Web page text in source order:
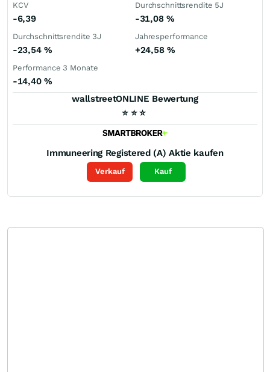
KCV
-6,39
Durchschnittsrendite 5J
-31,08 %
Durchschnittsrendite 3J
-23,54 %
Jahresperformance
+24,58 %
Performance 3 Monate
-14,40 %
wallstreetONLINE Bewertung
⭐ ⭐ ⭐
Immuneering Registered (A) Aktie kaufen
Verkauf Kauf